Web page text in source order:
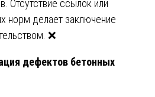
Отсутствие ссылок или
норм делает заключение
❌
дефектов бетонных